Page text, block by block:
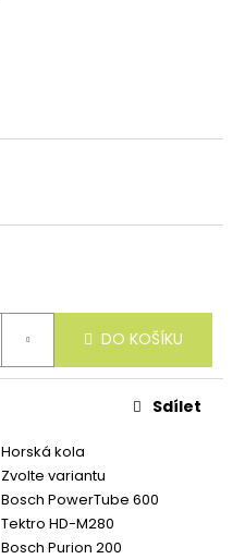
DO KOŠÍKU
Horská kola
Zvolte variantu
Bosch PowerTube 600
Tektro HD-M280
Bosch Purion 200
Sdílet